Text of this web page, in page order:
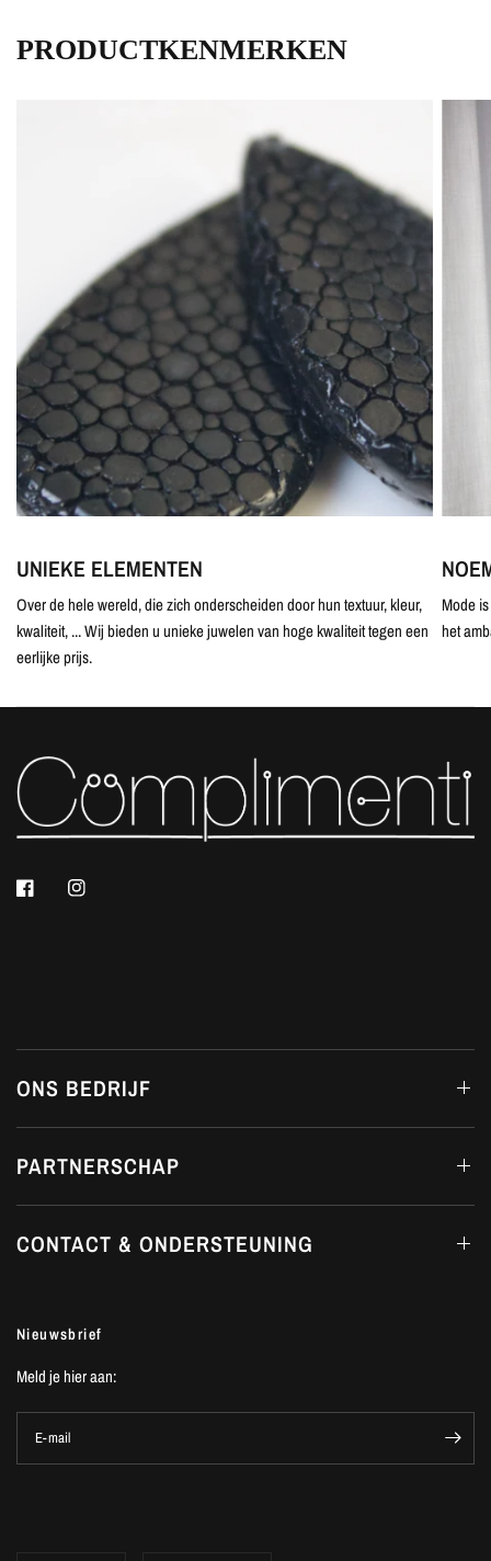
PRODUCTKENMERKEN
UNIEKE ELEMENTEN
Over de hele wereld, die zich onderscheiden door hun textuur, kleur,
kwaliteit, ... Wij bieden u unieke juwelen van hoge kwaliteit tegen een
eerlijke prijs.
Mode
het
ONS BEDRIJF
PARTNERSCHAP
CONTACT & ONDERSTEUNING
Nieuwsbrief
Meld je hier aan:
E-mail